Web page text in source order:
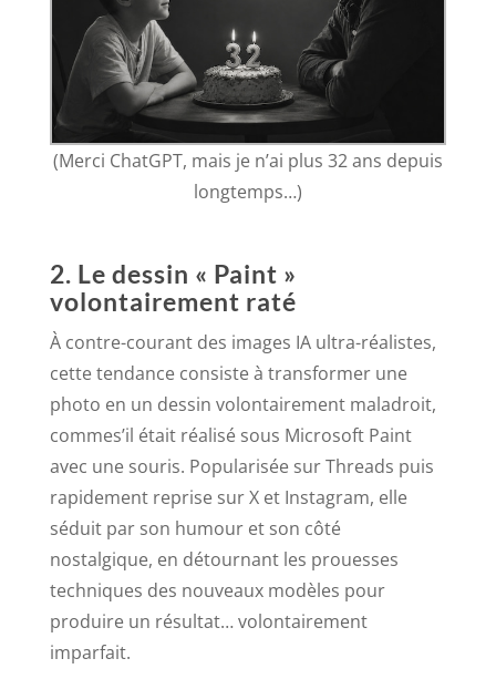
(Merci ChatGPT, mais je n’ai plus 32 ans depuis
longtemps…)
2. Le dessin « Paint »
volontairement raté
À contre-courant des images IA ultra-réalistes,
cette tendance consiste à transformer une
photo en un dessin volontairement maladroit,
commes’il était réalisé sous Microsoft Paint
avec une souris. Popularisée sur Threads puis
rapidement reprise sur X et Instagram, elle
séduit par son humour et son côté
nostalgique, en détournant les prouesses
techniques des nouveaux modèles pour
produire un résultat… volontairement
imparfait.